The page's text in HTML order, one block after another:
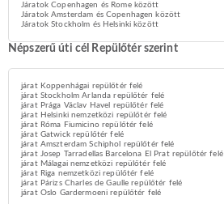
Járatok Copenhagen és Rome között
Járatok Amsterdam és Copenhagen között
Járatok Stockholm és Helsinki között
Népszerű úti cél Repülőtér szerint
járat Koppenhágai repülőtér felé
járat Stockholm Arlanda repülőtér felé
járat Prága Václav Havel repülőtér felé
járat Helsinki nemzetközi repülőtér felé
járat Róma Fiumicino repülőtér felé
járat Gatwick repülőtér felé
járat Amszterdam Schiphol repülőtér felé
járat Josep Tarradellas Barcelona El Prat repülőtér felé
járat Málagai nemzetközi repülőtér felé
járat Riga nemzetközi repülőtér felé
járat Párizs Charles de Gaulle repülőtér felé
járat Oslo Gardermoeni repülőtér felé